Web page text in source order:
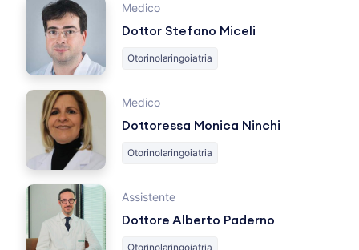
Medico
Dottor Stefano Miceli
Otorinolaringoiatria
Medico
Dottoressa Monica Ninchi
Otorinolaringoiatria
Assistente
Dottore Alberto Paderno
Otorinolaringoiatria